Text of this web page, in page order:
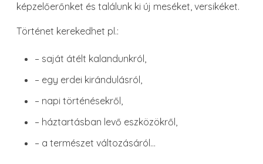
képzelőerőnket és találunk ki új meséket, versikéket.
Történet kerekedhet pl.:
– saját átélt kalandunkról,
– egy erdei kirándulásról,
– napi történésekről,
– háztartásban levő eszközökről,
– a természet változásáról…